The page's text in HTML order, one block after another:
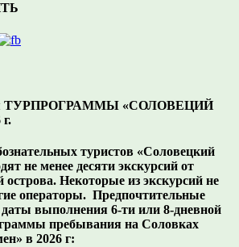
ТУРПРОГРАММЫ «СОЛОВЕЦИЙ
туристов «Соловецкий
не менее десяти экскурсий от
острова. Некоторые из экскурсий не
операторы. Предпочтительные
выполнения 6-ти или 8-дневной
пребывания на Соловках
в 2026 г: